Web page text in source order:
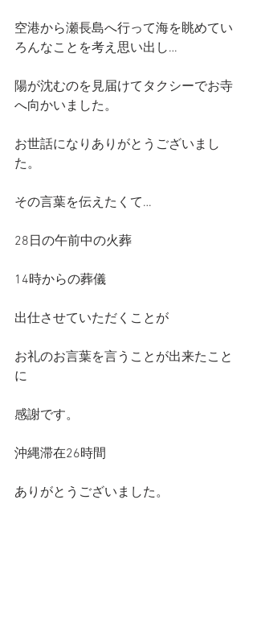
空港から瀬長島へ行って海を眺めてい
ろんなことを考え思い出し…
陽が沈むのを見届けてタクシーでお寺
へ向かいました。
お世話になりありがとうございまし
た。
その言葉を伝えたくて…
28日の午前中の火葬
14時からの葬儀
出仕させていただくことが
お礼のお言葉を言うことが出来たこと
に
感謝です。
沖縄滞在26時間
ありがとうございました。